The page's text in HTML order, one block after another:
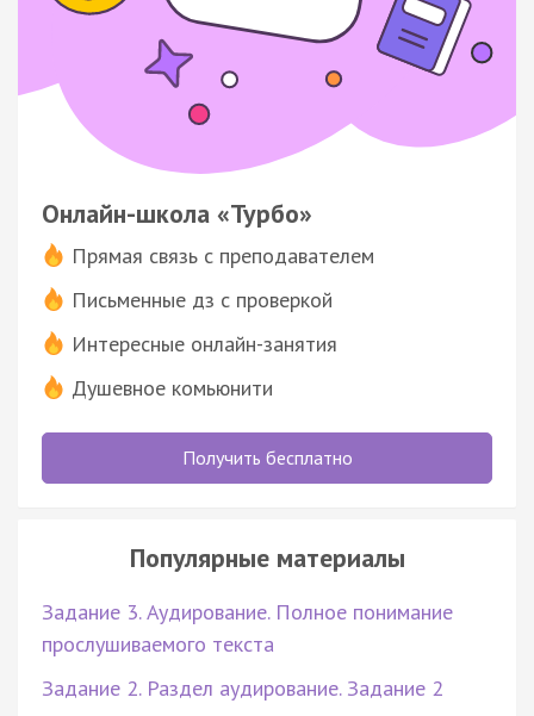
Онлайн-школа «Турбо»
Прямая связь с преподавателем
Письменные дз с проверкой
Интересные онлайн-занятия
Душевное комьюнити
Получить бесплатно
Популярные материалы
Задание 3. Аудирование. Полное понимание
прослушиваемого текста
Задание 2. Раздел аудирование. Задание 2